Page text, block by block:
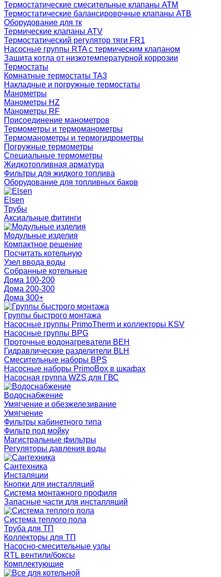
Термостатические смесительные клапаны ATM
Термостатические балансировочные клапаны ATB
Оборудование для тк
Термические клапаны ATV
Термостатический регулятор тяги FR1
Насосные группы RTA с термическим клапаном
Защита котла от низкотемпературной коррозии
Термостаты
Комнатные термостаты TA3
Накладные и погружные термостаты
Манометры
Манометры HZ
Манометры RF
Присоединение манометров
Термометры и термоманометры
Термоманометры и термогидрометры
Погружные термометры
Специальные термометры
Жидкотопливная арматура
Фильтры для жидкого топлива
Оборудование для топливных баков
Elsen
Трубы
Аксиальные фитинги
Модульные изделия
Компактное решение
Посчитать котельную
Узел ввода воды
Собранные котельные
Дома 100-200
Дома 200-300
Дома 300+
Группы быстрого монтажа
Насосные группы PrimoTherm и коллекторы KSV
Насосные группы BPG
Проточные водонагреватели BEH
Гидравлические разделители BLH
Смесительные наборы BPS
Насосные наборы PrimoBox в шкафах
Насосная группа WZS для ГВС
Водоснабжение
Умягчение и обезжелезивание
Умягчение
Фильтры кабинетного типа
Фильтр под мойку
Магистральные фильтры
Регуляторы давления воды
Сантехника
Инсталяции
Кнопки для инсталляций
Система монтажного профиля
Запасные части для инсталляций
Система теплого пола
Труба для ТП
Коллекторы для ТП
Насосно-смесительные узлы
RTL вентили/боксы
Комплектующие